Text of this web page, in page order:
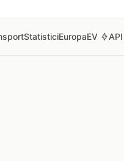
StatisticiEuropaEV API